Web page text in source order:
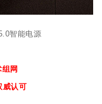
智能电源
网
威认可